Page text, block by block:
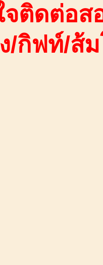
จติดต่อส
/กิฟท์/ส้